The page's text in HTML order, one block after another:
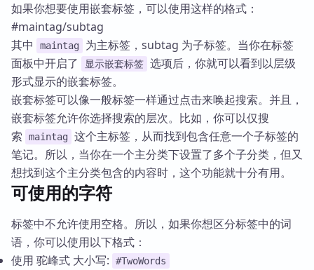
如果你想要使用嵌套标签，可以使用这样的格式：
#maintag/subtag
其中
maintag
为主标签，subtag 为子标签。当你在标签
面板中开启了
显示嵌套标签 选项后，你就可以看到以层级
形式显示的嵌套标签。
嵌套标签可以像一般标签一样通过点击来唤起搜索。并且，
嵌套标签允许你选择搜索的层次。比如，你可以仅搜
索
maintag
这个主标签，从而找到包含任意一个子标签的
笔记。所以，当你在一个主分类下设置了多个子分类，但又
想找到这个主分类包含的内容时，这个功能就十分有用。
可使用的字符
标签中不允许使用空格。所以，如果你想区分标签中的词
语，你可以使用以下格式：
使用 驼峰式 大小写:
#TwoWords